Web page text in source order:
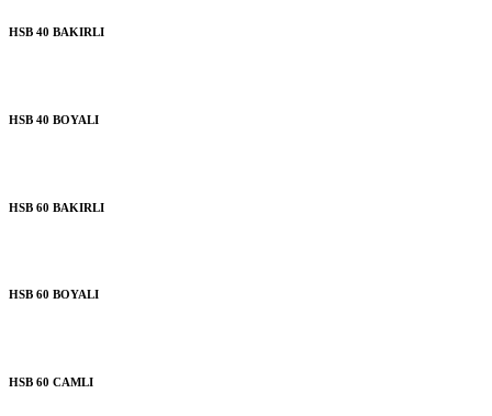
HSB 40 BAKIRLI
HSB 40 BOYALI
HSB 60 BAKIRLI
HSB 60 BOYALI
HSB 60 CAMLI